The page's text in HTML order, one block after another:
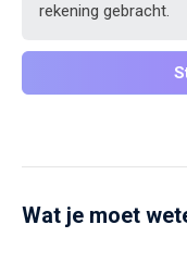
rekening gebracht.
Wat je moet